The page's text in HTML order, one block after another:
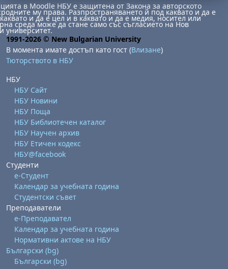
1 август
неделя, 2 август
6 август
август8 август
неделя, 9 август
август
август
15 август
неделя, 16 август
август
август
22 август
неделя, 23 август
август
август
29 август
неделя, 30 август
в Moodle НБУ е защитена от Закона за авторското
му права. Разпространяването й под каквато и да е
и да е цел и в каквато и да е медия, носител или
среда може да стане само със съгласието на Нов
университет.
1991-2026 © New Bulgarian University
В момента имате достъп като гост (Влизане)
Тюторството в НБУ
НБУ
НБУ Сайт
НБУ Новини
НБУ Поща
НБУ Библиотечен каталог
НБУ Научен архив
НБУ Етичен кодекс
НБУ@facebook
Студенти
е-Студент
Календар за учебната година
Студентски съвет
Преподаватели
е-Преподавател
Календар за учебната година
Нормативни актове на НБУ
Български ‎(bg)‎
Български ‎(bg)‎